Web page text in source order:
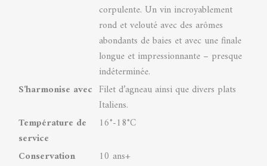
corpulente. Un vin incroyablement
rond et velouté avec des arômes
abondants de baies et avec une finale
longue et impressionnante – presque
indéterminée.
S'harmonise avec Filet d’agneau ainsi que divers plats
Italiens.
Température de
service
16°-18°C
Conservation
10 ans+